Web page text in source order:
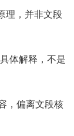
理，并非文段
体解释，不是
，偏离文段核